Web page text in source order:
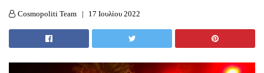
Cosmopoliti Team 17 Ιουλίου 2022